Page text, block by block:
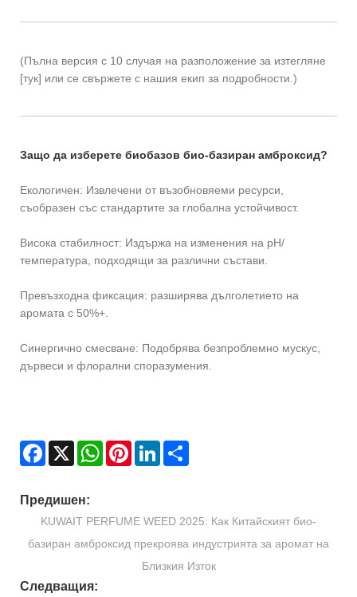
(Пълна версия с 10 случая на разположение за изтегляне
[тук] или се свържете с нашия екип за подробности.)
Защо да изберете биобазов био-базиран амброксид?
Екологичен: Извлечени от възобновяеми ресурси,
съобразен със стандартите за глобална устойчивост.
Висока стабилност: Издържа на изменения на pH/
температура, подходящи за различни състави.
Превъзходна фиксация: разширява дълголетието на
аромата с 50%+.
Синергично смесване: Подобрява безпроблемно мускус,
дървеси и флорални споразумения.
Facebook
X WhatsAppPinterestLinkedIn
Предишен:
KUWAIT PERFUME WEED 2025: Как Китайският био-
базиран амброксид прекроява индустрията за аромат на
Близкия Изток
Следващия: